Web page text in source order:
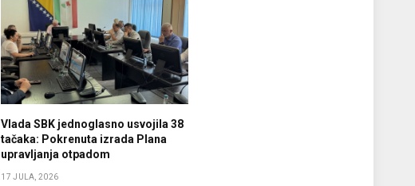
Vlada SBK jednoglasno usvojila 38
tačaka: Pokrenuta izrada Plana
upravljanja otpadom
17 JULA, 2026